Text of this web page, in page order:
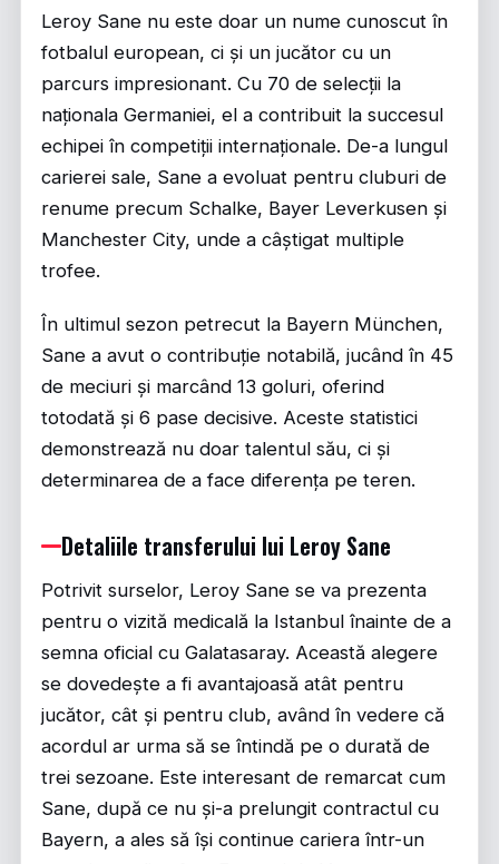
Leroy Sane nu este doar un nume cunoscut în
fotbalul european, ci și un jucător cu un
parcurs impresionant. Cu 70 de selecții la
naționala Germaniei, el a contribuit la succesul
echipei în competiții internaționale. De-a lungul
carierei sale, Sane a evoluat pentru cluburi de
renume precum Schalke, Bayer Leverkusen și
Manchester City, unde a câștigat multiple
trofee.
În ultimul sezon petrecut la Bayern München,
Sane a avut o contribuție notabilă, jucând în 45
de meciuri și marcând 13 goluri, oferind
totodată și 6 pase decisive. Aceste statistici
demonstrează nu doar talentul său, ci și
determinarea de a face diferența pe teren.
Detaliile transferului lui Leroy Sane
Potrivit surselor, Leroy Sane se va prezenta
pentru o vizită medicală la Istanbul înainte de a
semna oficial cu Galatasaray. Această alegere
se dovedește a fi avantajoasă atât pentru
jucător, cât și pentru club, având în vedere că
acordul ar urma să se întindă pe o durată de
trei sezoane. Este interesant de remarcat cum
Sane, după ce nu și-a prelungit contractul cu
Bayern, a ales să își continue cariera într-un